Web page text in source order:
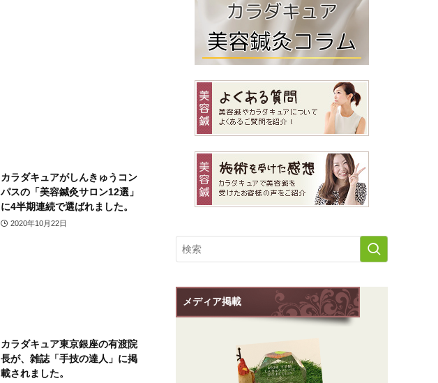
カラダキュアがしんきゅうコン
パスの「美容鍼灸サロン12選」
に4半期連続で選ばれました。
2020年10月22日
カラダキュア東京銀座の有渡院
長が、雑誌「手技の達人」に掲
載されました。
メディア掲載